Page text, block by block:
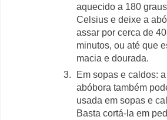
aquecido a 180 graus
Celsius e deixe a
assar por cerca de
minutos, ou até que
macia e dourada.
Em sopas e caldos: a
abóbora também
usada em sopas e
Basta cortá-la em